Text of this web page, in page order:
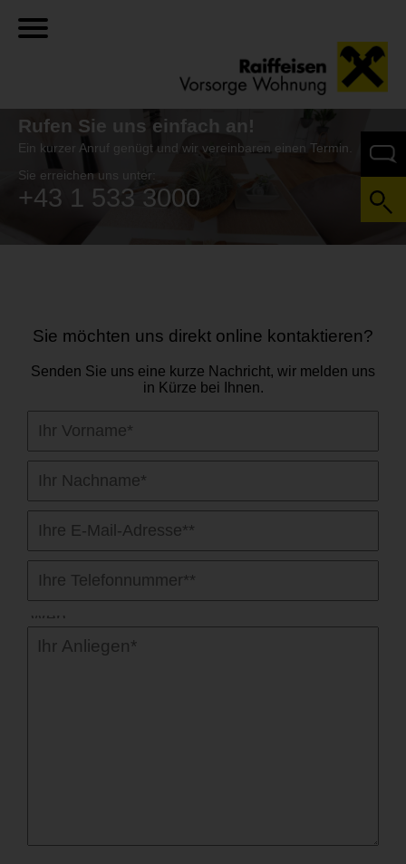
Rufen Sie uns einfach an!
Ein kurzer Anruf genügt und wir vereinbaren einen Termin.
Sie erreichen uns unter:
+43 1 533 3000
Sie möchten uns direkt online kontaktieren?
Senden Sie uns eine kurze Nachricht, wir melden uns
in Kürze bei Ihnen.